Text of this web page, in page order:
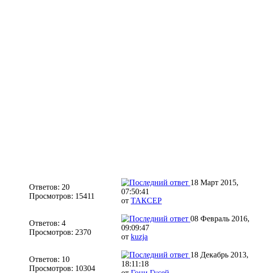
Ответов: 20
Просмотров: 15411
18 Март 2015,
07:50:41
от ТАКСЕР
Ответов: 4
Просмотров: 2370
08 Февраль 2016,
09:09:47
от kuzja
Ответов: 10
Просмотров: 10304
18 Декабрь 2013,
18:11:18